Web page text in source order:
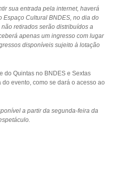
sua entrada pela internet, haverá
Espaço Cultural BNDES, no dia do
retirados serão distribuídos a
apenas um ingresso com lugar
disponíveis sujeito à lotação
do Quintas no BNDES e Sextas
evento, como se dará o acesso ao
a partir da segunda-feira da